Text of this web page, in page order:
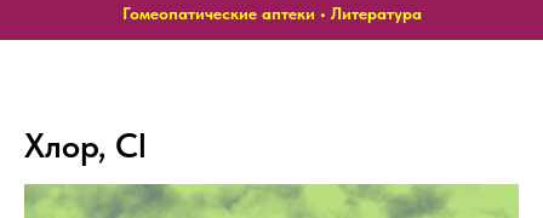
Гомеопатические аптеки • Литература
Хлор, Cl